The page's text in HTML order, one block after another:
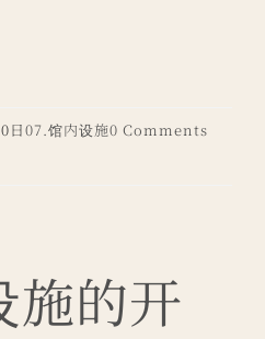
日07.馆内设施0 Comments
施的开